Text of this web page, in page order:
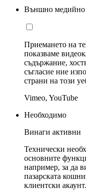
Външно медийно
Приемането на
показваме
съдържание,
съгласие ние
страни на този
Vimeo, YouTube
Необходимо
Винаги активни
Технически
основните
например, за да
пазарската
клиентски